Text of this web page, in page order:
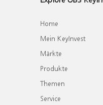
Home
Mein KeyInvest
Märkte
Produkte
Themen
Service